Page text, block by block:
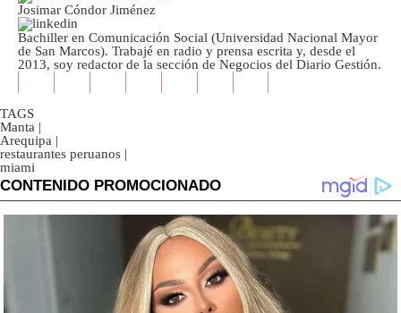
Josimar Cóndor Jiménez
Bachiller en Comunicación Social (Universidad Nacional Mayor
de San Marcos). Trabajé en radio y prensa escrita y, desde el
2013, soy redactor de la sección de Negocios del Diario Gestión.
TAGS
Manta |
Arequipa |
restaurantes peruanos |
miami